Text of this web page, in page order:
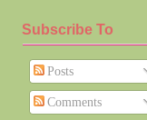
Subscribe To
Posts
Comments